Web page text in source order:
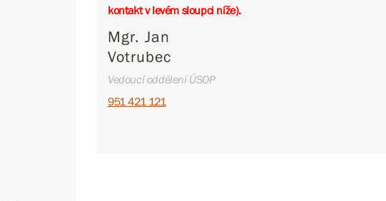
kontakt v levém sloupci níže).
Mgr. Jan
Votrubec
Vedoucí oddělení ÚSOP
951 421 121